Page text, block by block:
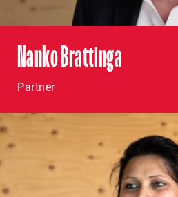
Nanko Brattinga
Partner